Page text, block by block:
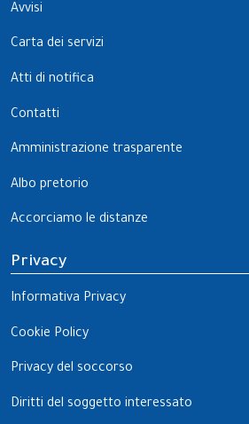
Avvisi
Carta dei servizi
Atti di notifica
Contatti
Amministrazione trasparente
Albo pretorio
Accorciamo le distanze
Privacy
Informativa Privacy
Cookie Policy
Privacy del soccorso
Diritti del soggetto interessato